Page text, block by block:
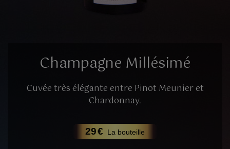
Champagne Millésimé
Cuvée très élégante entre Pinot Meunier et
Chardonnay.
29€ La bouteille